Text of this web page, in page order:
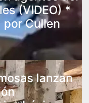
(VIDEO) *
Cullen
lanzan